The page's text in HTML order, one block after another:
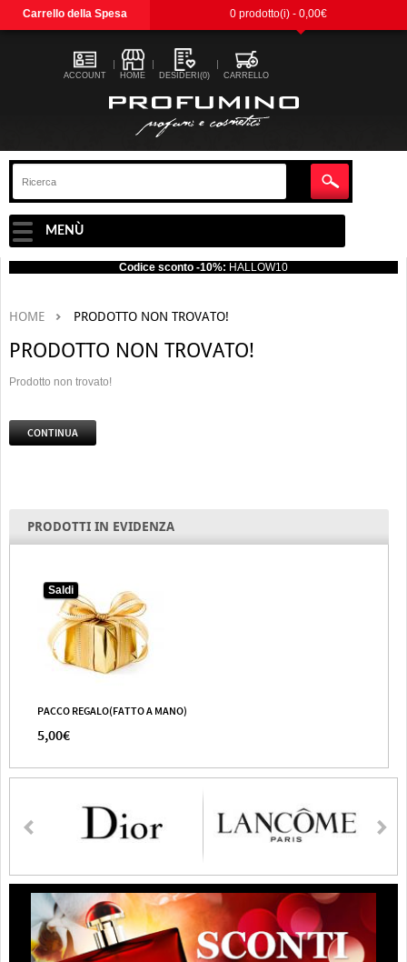
Carrello della Spesa 0 prodotto(i) - 0,00€
ACCOUNT HOME DESIDERI(0) CARRELLO
MENÙ
Codice sconto -10%: HALLOW10
HOME PRODOTTO NON TROVATO!
PRODOTTO NON TROVATO!
Prodotto non trovato!
CONTINUA
PRODOTTI IN EVIDENZA
Saldi
PACCO REGALO(FATTO A MANO)
5,00€